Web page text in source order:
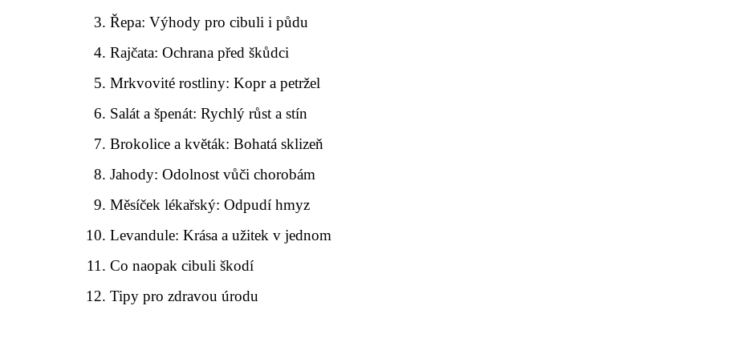
Řepa: Výhody pro cibuli i půdu
Rajčata: Ochrana před škůdci
Mrkvovité rostliny: Kopr a petržel
Salát a špenát: Rychlý růst a stín
Brokolice a květák: Bohatá sklizeň
Jahody: Odolnost vůči chorobám
Měsíček lékařský: Odpudí hmyz
Levandule: Krása a užitek v jednom
Co naopak cibuli škodí
Tipy pro zdravou úrodu